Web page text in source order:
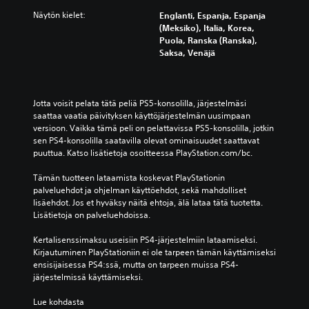
Näytön kielet:
Englanti, Espanja, Espanja
(Meksiko), Italia, Korea,
Puola, Ranska (Ranska),
Saksa, Venäjä
Jotta voisit pelata tätä peliä PS5-konsolilla, järjestelmäsi
saattaa vaatia päivityksen käyttöjärjestelmän uusimpaan
versioon. Vaikka tämä peli on pelattavissa PS5-konsolilla, jotkin
sen PS4-konsolilla saatavilla olevat ominaisuudet saattavat
puuttua. Katso lisätietoja osoitteessa PlayStation.com/bc.
Tämän tuotteen lataamista koskevat PlayStationin
palveluehdot ja ohjelman käyttöehdot, sekä mahdolliset
lisäehdot. Jos et hyväksy näitä ehtoja, älä lataa tätä tuotetta.
Lisätietoja on palveluehdoissa.
Kertalisenssimaksu useisiin PS4-järjestelmiin lataamiseksi.
Kirjautuminen PlayStationiin ei ole tarpeen tämän käyttämiseksi
ensisijaisessa PS4:ssä, mutta on tarpeen muissa PS4-
järjestelmissä käyttämiseksi.
Lue kohdasta